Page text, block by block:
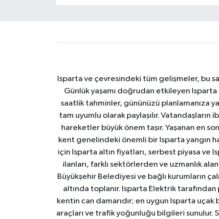
Isparta ve çevresindeki tüm gelişmeler, bu
Günlük yaşamı doğrudan etkileyen
saatlik tahminler, gününüzü planlamanıza
tam uyumlu olarak paylaşılır.
hareketler büyük önem taşır. Yaşanan en
kent genelindeki önemli bir Isparta yangın
için Isparta altın fiyatları, serbest piyasa ve
ilanları, farklı sektörlerden ve uzmanlık
Büyükşehir Belediyesi ve bağlı kurumların
altında toplanır. Isparta Elektrik
kentin can damarıdır; en uygun Isparta
araçları ve trafik yoğunluğu bilgileri sunulur.